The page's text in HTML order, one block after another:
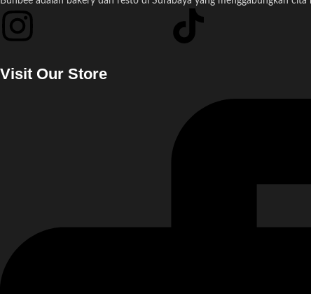
Visit Our Store